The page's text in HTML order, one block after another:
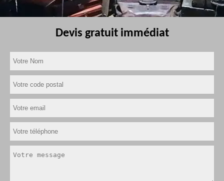
Devis gratuit immédiat